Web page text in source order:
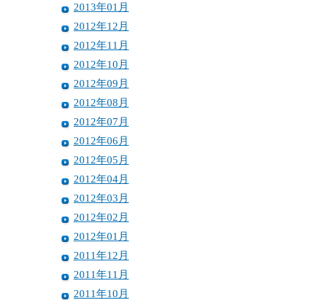
2013年01月
2012年12月
2012年11月
2012年10月
2012年09月
2012年08月
2012年07月
2012年06月
2012年05月
2012年04月
2012年03月
2012年02月
2012年01月
2011年12月
2011年11月
2011年10月